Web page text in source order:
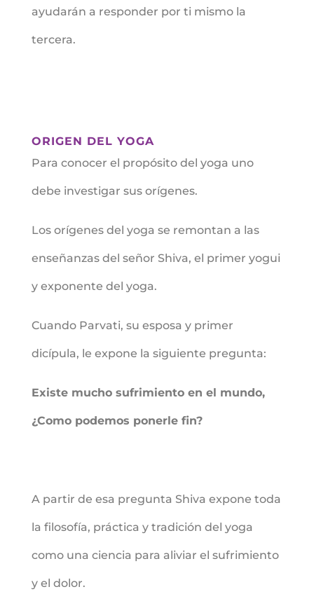
ayudarán a responder por ti mismo la
tercera.
ORIGEN DEL YOGA
Para conocer el propósito del yoga uno
debe investigar sus orígenes.
Los orígenes del yoga se remontan a las
enseñanzas del señor Shiva, el primer yogui
y exponente del yoga.
Cuando Parvati, su esposa y primer
dicípula, le expone la siguiente pregunta:
Existe mucho sufrimiento en el mundo,
¿Como podemos ponerle fin?
A partir de esa pregunta Shiva expone toda
la filosofía, práctica y tradición del yoga
como una ciencia para aliviar el sufrimiento
y el dolor.